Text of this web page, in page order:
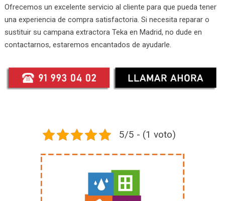
Ofrecemos un excelente servicio al cliente para que pueda tener
una experiencia de compra satisfactoria. Si necesita reparar o
sustituir su campana extractora Teka en Madrid, no dude en
contactarnos, estaremos encantados de ayudarle.
5/5 - (1 voto)